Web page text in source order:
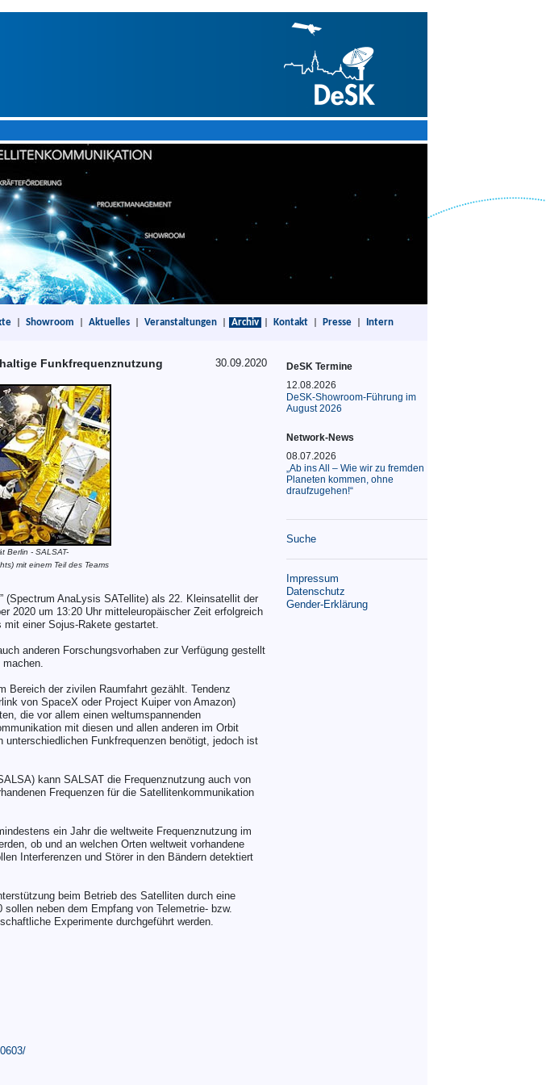
Showroom Aktuelles Veranstaltungen Archiv Kontakt Presse Intern
Funkfrequenznutzung 30.09.2020
Berlin - SALSAT-
mit einem Teil des Teams
(Spectrum AnaLysis SATellite) als 22. Kleinsatellit der
2020 um 13:20 Uhr mitteleuropäischer Zeit erfolgreich
einer Sojus-Rakete gestartet.
anderen Forschungsvorhaben zur Verfügung gestellt
machen.
Bereich der zivilen Raumfahrt gezählt. Tendenz
von SpaceX oder Project Kuiper von Amazon)
die vor allem einen weltumspannenden
mit diesen und allen anderen im Orbit
Funkfrequenzen benötigt, jedoch ist
kann SALSAT die Frequenznutzung auch von
Frequenzen für die Satellitenkommunikation
ein Jahr die weltweite Frequenznutzung im
ob und an welchen Orten weltweit vorhandene
Interferenzen und Störer in den Bändern detektiert
beim Betrieb des Satelliten durch eine
neben dem Empfang von Telemetrie- bzw.
Experimente durchgeführt werden.
DeSK Termine
12.08.2026
DeSK-Showroom-Führung im
August 2026
Network-News
08.07.2026
„Ab ins All – Wie wir zu fremden
Planeten kommen, ohne
draufzugehen!“
Suche
Impressum
Datenschutz
Gender-Erklärung